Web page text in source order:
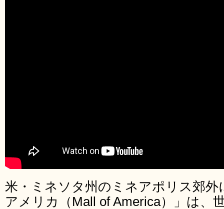
米・ミネソタ州のミネアポリス郊
アメリカ（Mall of America）」は、